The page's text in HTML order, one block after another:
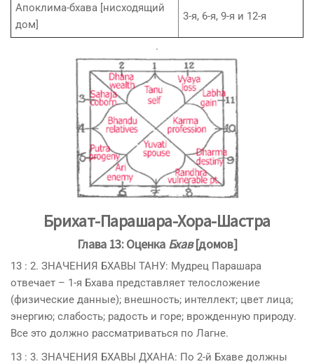
Апоклима-бхaва [нисходящий
дом]
3-я, 6-я, 9-я и 12-я
.
Брихат-Парашара-Хора-Шастра
Глава 13: Оценка Бхав[домов]
13 : 2. ЗНАЧЕНИЯ БХAВЫ ТАНУ: Мудрец Пaрaшара
отвечает – 1-я Бхава представляет телосложение
(физические данные); внешность; интеллект; цвет лица;
энергию; слабость; радость и горе; врожденную природу.
Все это должно рассматриваться по Лагне.
13 : 3. ЗНАЧЕНИЯ БХAВЫ ДХАНА: По 2-й Бхаве должны